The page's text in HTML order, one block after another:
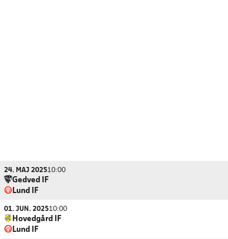
24. MAJ 202510:00
Gedved IF
Lund IF
01. JUN. 202510:00
Hovedgård IF
Lund IF